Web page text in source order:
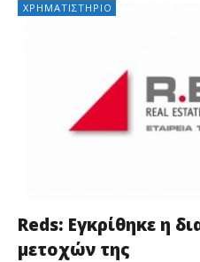
ΧΡΗΜΑΤΙΣΤΉΡΙΟ
Reds: Εγκρίθηκε η
μετοχών της